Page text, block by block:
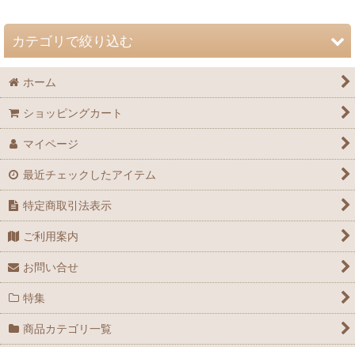
並び順 :
カテゴリで絞り込む
自然史博物館友の会 会誌「Nature Study」 (全商品)
72巻（2026年）
71巻（2025年）
69巻（2023年）
68巻（2022年）
66巻（2020年）
ホーム
ショッピングカート
マイページ
最近チェックしたアイテム
特定商取引法表示
ご利用案内
お問い合せ
特集
商品カテゴリ一覧